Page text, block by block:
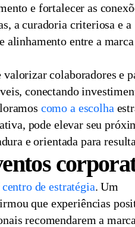
e fortalecer as
a curadoria criteriosa e a
alinhamento entre a
colaboradores e
conectando
como a escolha
pode elevar seu
e orientada para
centro de estratégia. Um
que experiências
recomendarem a